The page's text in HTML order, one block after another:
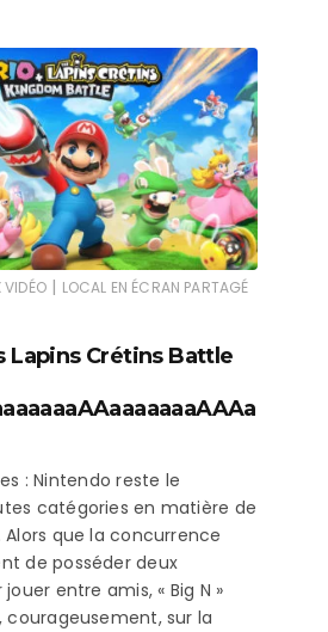
VIDÉO | LOCAL EN ÉCRAN PARTAGÉ
Lapins Crétins Battle
: Nintendo reste le
catégories en matière de
que la concurrence
de posséder deux
entre amis, « Big N »
courageusement, sur la